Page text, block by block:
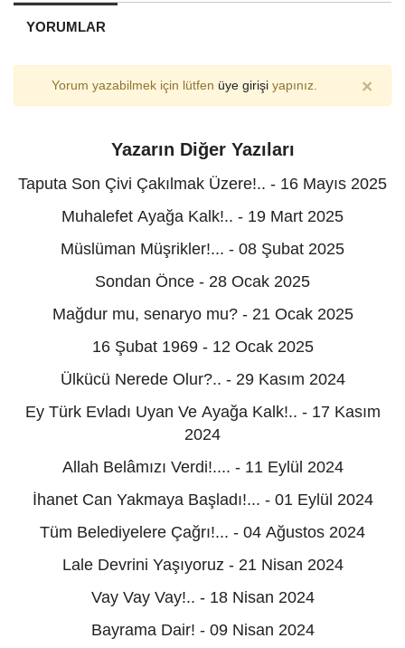
YORUMLAR
Yorum yazabilmek için lütfen üye girişiyapınız. ×
Yazarın Diğer Yazıları
Taputa Son Çivi Çakılmak Üzere!.. - 16 Mayıs 2025
Muhalefet Ayağa Kalk!.. - 19 Mart 2025
Müslüman Müşrikler!... - 08 Şubat 2025
Sondan Önce - 28 Ocak 2025
Mağdur mu, senaryo mu? - 21 Ocak 2025
16 Şubat 1969 - 12 Ocak 2025
Ülkücü Nerede Olur?.. - 29 Kasım 2024
Ey Türk Evladı Uyan Ve Ayağa Kalk!.. - 17 Kasım
2024
Allah Belâmızı Verdi!.... - 11 Eylül 2024
İhanet Can Yakmaya Başladı!... - 01 Eylül 2024
Tüm Belediyelere Çağrı!... - 04 Ağustos 2024
Lale Devrini Yaşıyoruz - 21 Nisan 2024
Vay Vay Vay!.. - 18 Nisan 2024
Bayrama Dair! - 09 Nisan 2024